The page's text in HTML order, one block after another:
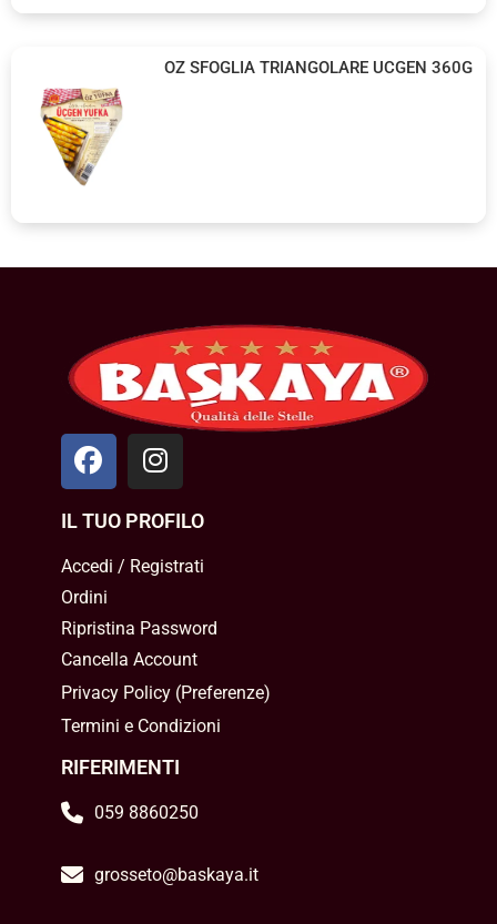
OZ SFOGLIA TRIANGOLARE UCGEN 360G
IL TUO PROFILO
Accedi / Registrati
Ordini
Ripristina Password
Cancella Account
Privacy Policy(Preferenze)
Termini e Condizioni
RIFERIMENTI
059 8860250
grosseto@baskaya.it